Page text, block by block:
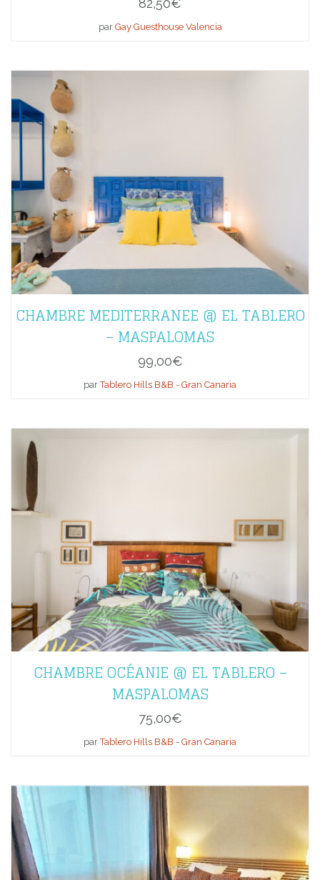
82,50€
par Gay Guesthouse Valencia
CHAMBRE MEDITERRANEE @ EL TABLERO
– MASPALOMAS
99,00€
parTablero Hills B&B - Gran Canaria
CHAMBRE OCÉANIE @ EL TABLERO –
MASPALOMAS
75,00€
parTablero Hills B&B - Gran Canaria